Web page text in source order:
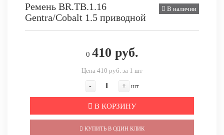
В наличии
Ремень BR.TB.1.16
Gentra/Cobalt 1.5 приводной
0 410 руб.
Цена 410 руб. за 1 шт
- + шт
В КОРЗИНУ
КУПИТЬ В ОДИН КЛИК